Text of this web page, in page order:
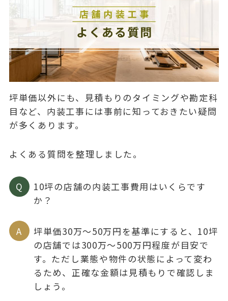
坪単価以外にも、見積もりのタイミングや勘定科
目など、内装工事には事前に知っておきたい疑問
が多くあります。
よくある質問を整理しました。
Q
10坪の店舗の内装工事費用はいくらです
か？
A
坪単価30万〜50万円を基準にすると、10坪
の店舗では300万〜500万円程度が目安で
す。ただし業態や物件の状態によって変わ
るため、正確な金額は見積もりで確認しま
しょう。